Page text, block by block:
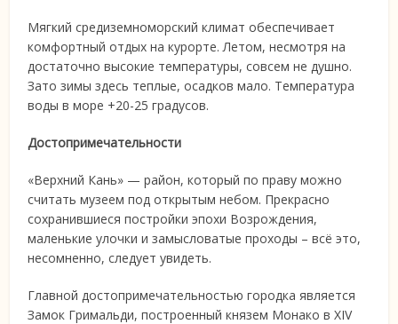
Мягкий средиземноморский климат обеспечивает
комфортный отдых на курорте. Летом, несмотря на
достаточно высокие температуры, совсем не душно.
Зато зимы здесь теплые, осадков мало. Температура
воды в море +20-25 градусов.
Достопримечательности
«Верхний Кань» — район, который по праву можно
считать музеем под открытым небом. Прекрасно
сохранившиеся постройки эпохи Возрождения,
маленькие улочки и замысловатые проходы – всё это,
несомненно, следует увидеть.
Главной достопримечательностью городка является
Замок Гримальди, построенный князем Монако в XIV